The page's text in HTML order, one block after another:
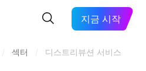
지금 시작
섹터 디스트리뷰션 서비스